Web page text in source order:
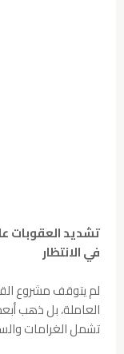
تشديد العقوبات
في الانتظار
لم يتوقف مشروع
العاملة، بل ذهب
تشمل الغرامات